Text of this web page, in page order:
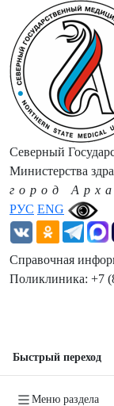
РУС ENG
Северный
Министерства
город
Справочная
Поликлиника: +7
Быстрый переход
Меню раздела